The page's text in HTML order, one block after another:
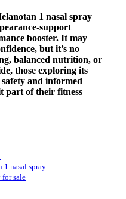
1 nasal spray
support
booster. It may
but it’s no
balanced nutrition, or
those exploring its
and informed
part of their fitness
1 nasal spray
for sale